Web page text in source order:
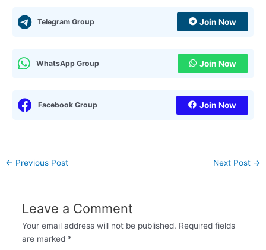
Telegram Group Join Now
WhatsApp Group Join Now
Facebook Group Join Now
← Previous Post Next Post →
Leave a Comment
Your email address will not be published. Required fields
are marked *